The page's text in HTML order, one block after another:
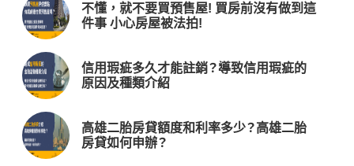
不懂，就不要買預售屋! 買房前沒有做到這
件事 小心房屋被法拍!
信用瑕疵多久才能註銷？導致信用瑕疵的
原因及種類介紹
高雄二胎房貸額度和利率多少？高雄二胎
房貸如何申辦？